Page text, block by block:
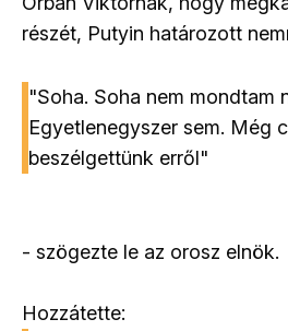
részét, Putyin határozott
"Soha. Soha nem mondtam
Egyetlenegyszer sem. Még
beszélgettünk erről"
- szögezte le az orosz elnök.
Hozzátette: